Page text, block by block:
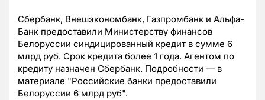
Сбербанк, Внешэкономбанк, Газпромбанк и Альфа-
Банк предоставили Министерству финансов
Белоруссии синдицированный кредит в сумме 6
млрд руб. Срок кредита более 1 года. Агентом по
кредиту назначен Сбербанк. Подробности — в
материале "Российские банки предоставили
Белоруссии 6 млрд руб".